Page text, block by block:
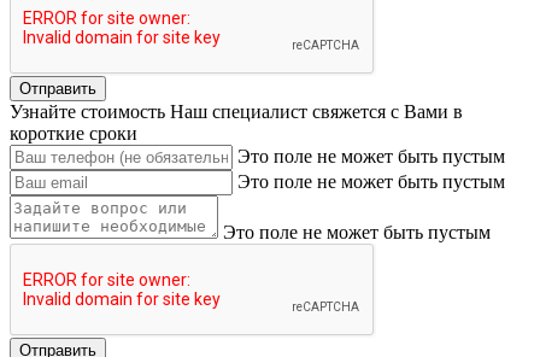
Узнайте стоимость Наш специалист свяжется с Вами в
короткие сроки
Это поле не может быть пустым
Это поле не может быть пустым
Это поле не может быть пустым